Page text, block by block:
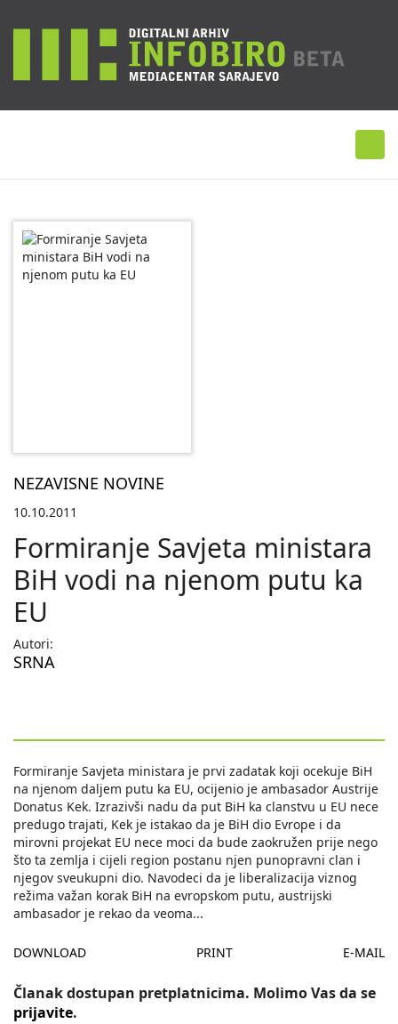
NEZAVISNE NOVINE
10.10.2011
Formiranje Savjeta ministara
BiH vodi na njenom putu ka
EU
Autori:
SRNA
Formiranje Savjeta ministara je prvi zadatak koji ocekuje BiH
na njenom daljem putu ka EU, ocijenio je ambasador Austrije
Donatus Kek. Izrazivši nadu da put BiH ka clanstvu u EU nece
predugo trajati, Kek je istakao da je BiH dio Evrope i da
mirovni projekat EU nece moci da bude zaokružen prije nego
što ta zemlja i cijeli region postanu njen punopravni clan i
njegov sveukupni dio. Navodeci da je liberalizacija viznog
režima važan korak BiH na evropskom putu, austrijski
ambasador je rekao da veoma...
DOWNLOAD PRINT E-MAIL
Članak dostupan pretplatnicima. Molimo Vas da se
prijavite.